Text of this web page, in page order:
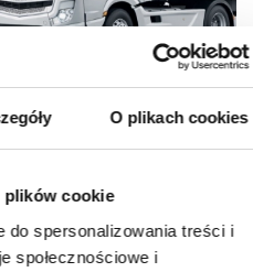
O plikach cookies
plików cookie
spersonalizowania treści i
społecznościowe i